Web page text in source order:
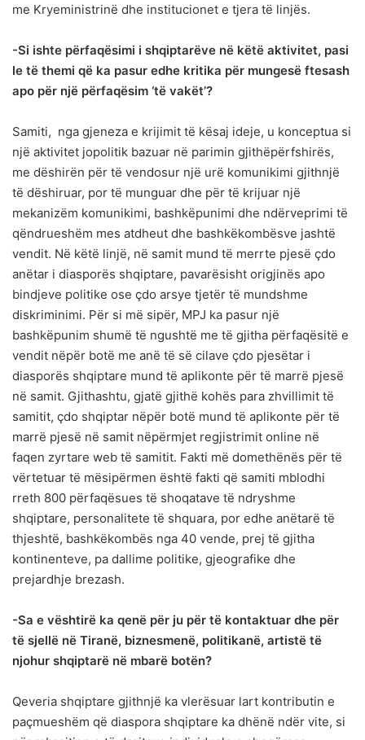
me Kryeministrinë dhe institucionet e tjera të linjës.
-Si ishte përfaqësimi i shqiptarëve në këtë aktivitet, pasi
le të themi që ka pasur edhe kritika për mungesë ftesash
apo për një përfaqësim ‘të vakët’?
Samiti, nga gjeneza e krijimit të kësaj ideje, u konceptua si
një aktivitet jopolitik bazuar në parimin gjithëpërfshirës,
me dëshirën për të vendosur një urë komunikimi gjithnjë
të dëshiruar, por të munguar dhe për të krijuar një
mekanizëm komunikimi, bashkëpunimi dhe ndërveprimi të
qëndrueshëm mes atdheut dhe bashkëkombësve jashtë
vendit. Në këtë linjë, në samit mund të merrte pjesë çdo
anëtar i diasporës shqiptare, pavarësisht origjinës apo
bindjeve politike ose çdo arsye tjetër të mundshme
diskriminimi. Për si më sipër, MPJ ka pasur një
bashkëpunim shumë të ngushtë me të gjitha përfaqësitë e
vendit nëpër botë me anë të së cilave çdo pjesëtar i
diasporës shqiptare mund të aplikonte për të marrë pjesë
në samit. Gjithashtu, gjatë gjithë kohës para zhvillimit të
samitit, çdo shqiptar nëpër botë mund të aplikonte për të
marrë pjesë në samit nëpërmjet regjistrimit online në
faqen zyrtare web të samitit. Fakti më domethënës për të
vërtetuar të mësipërmen është fakti që samiti mblodhi
rreth 800 përfaqësues të shoqatave të ndryshme
shqiptare, personalitete të shquara, por edhe anëtarë të
thjeshtë, bashkëkombës nga 40 vende, prej të gjitha
kontinenteve, pa dallime politike, gjeografike dhe
prejardhje brezash.
-Sa e vështirë ka qenë për ju për të kontaktuar dhe për
të sjellë në Tiranë, biznesmenë, politikanë, artistë të
njohur shqiptarë në mbarë botën?
Qeveria shqiptare gjithnjë ka vlerësuar lart kontributin e
paçmueshëm që diaspora shqiptare ka dhënë ndër vite, si